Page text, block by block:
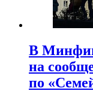
В
на
по